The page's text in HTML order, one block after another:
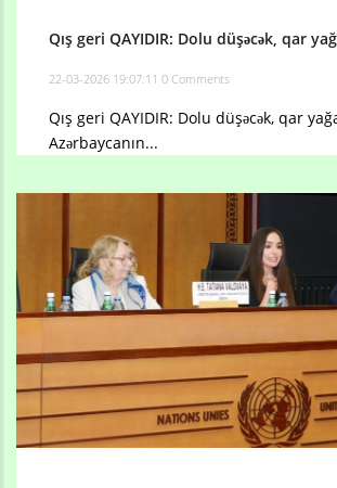
Qış geri QAYIDIR: Dolu düşəcək, qar
22-03-2026 19:07:11 0 Comments
Qış geri QAYIDIR: Dolu düşəcək, qar
Azərbaycanın...